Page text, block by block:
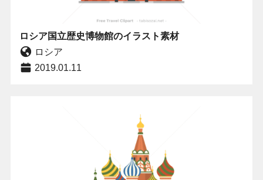
ロシア国立歴史博物館のイラスト素材
ロシア
2019.01.11